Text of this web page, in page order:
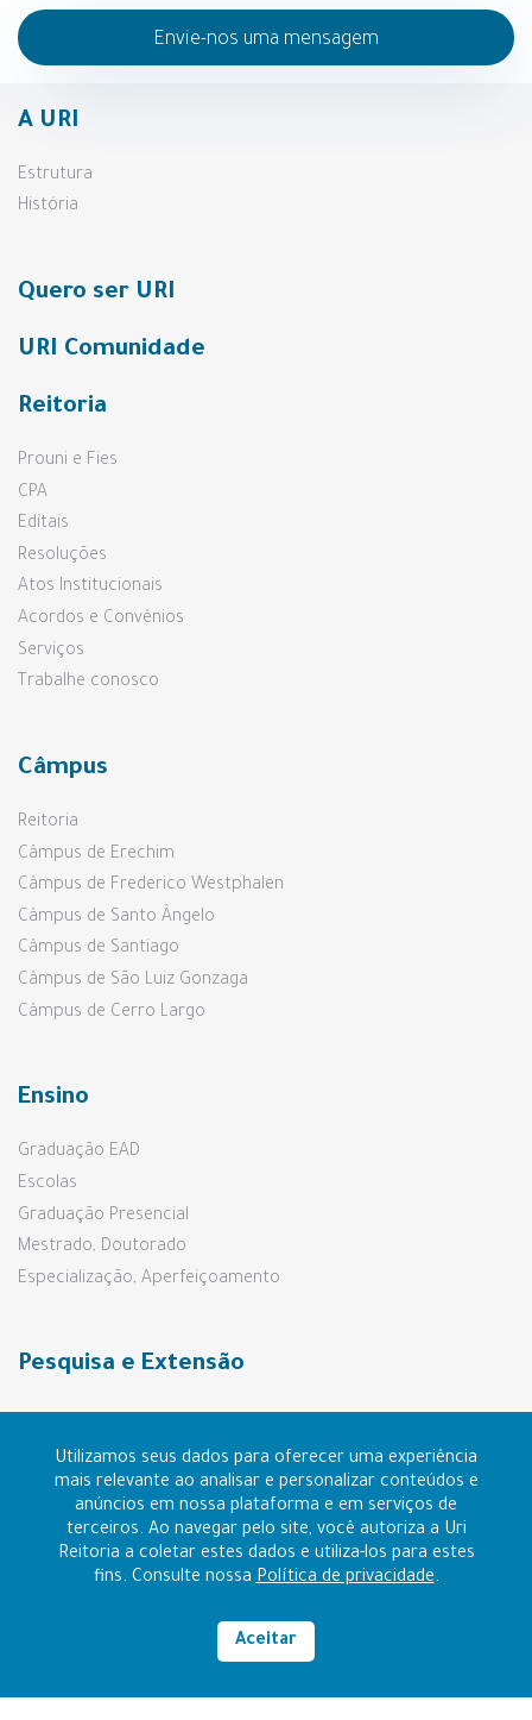
Utilizamos seus dados para oferecer uma experiência
mais relevante ao analisar e personalizar conteúdos e
anúncios em nossa plataforma e em serviços de
terceiros. Ao navegar pelo site, você autoriza a Uri
Reitoria a coletar estes dados e utiliza-los para estes
fins. Consulte nossaPolítica de privacidade.
Aceitar
Envie-nos uma mensagem
A URI
Estrutura
História
Quero ser URI
URI Comunidade
Reitoria
Prouni e Fies
CPA
Editais
Resoluções
Atos Institucionais
Acordos e Convênios
Serviços
Trabalhe conosco
Câmpus
Reitoria
Câmpus de Erechim
Câmpus de Frederico Westphalen
Câmpus de Santo Ângelo
Câmpus de Santiago
Câmpus de São Luiz Gonzaga
Câmpus de Cerro Largo
Ensino
Graduação EAD
Escolas
Graduação Presencial
Mestrado, Doutorado
Especialização, Aperfeiçoamento
Pesquisa e Extensão
Prouni e Fies
Contato
RAZÃO SOCIAL: FUNDAÇÃO REGIONAL INTEGRADA